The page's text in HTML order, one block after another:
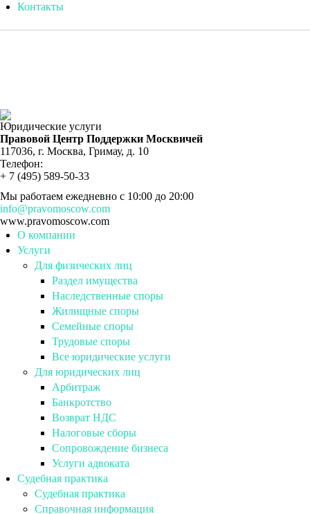
Контакты
Юридические услуги
Правовой Центр Поддержки Москвичей
117036, г. Москва, Гримау, д. 10
Телефон:
+ 7 (495) 589-50-33
Мы работаем ежедневно с 10:00 до 20:00
info@pravomoscow.com
www.pravomoscow.com
О компании
Услуги
Для физических лиц
Раздел имущества
Наследственные споры
Жилищные споры
Семейные споры
Трудовые споры
Все юридические услуги
Для юридических лиц
Арбитраж
Банкротство
Возврат НДС
Налоговые сборы
Сопровождение бизнеса
Услуги адвоката
Судебная практика
Судебная практика
Справочная информация